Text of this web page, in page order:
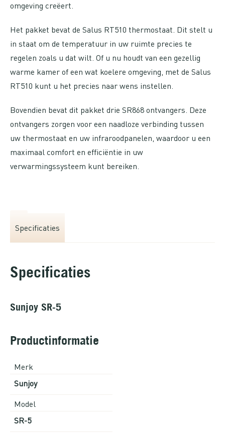
omgeving creëert.
Het pakket bevat de Salus RT510 thermostaat. Dit stelt u
in staat om de temperatuur in uw ruimte precies te
regelen zoals u dat wilt. Of u nu houdt van een gezellig
warme kamer of een wat koelere omgeving, met de Salus
RT510 kunt u het precies naar wens instellen.
Bovendien bevat dit pakket drie SR868 ontvangers. Deze
ontvangers zorgen voor een naadloze verbinding tussen
uw thermostaat en uw infraroodpanelen, waardoor u een
maximaal comfort en efficiëntie in uw
verwarmingssysteem kunt bereiken.
Specificaties
Specificaties
Sunjoy SR-5
Productinformatie
Merk
Sunjoy
Model
SR-5